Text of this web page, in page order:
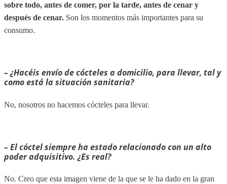
sobre todo, antes de comer, por la tarde, antes de cenar y
después de cenar. Son los momentos más importantes para su
consumo.
– ¿Hacéis envío de cócteles a domicilio, para llevar, tal y
como está la situación sanitaria?
No, nosotros no hacemos cócteles para llevar.
– El cóctel siempre ha estado relacionado con un alto
poder adquisitivo. ¿Es real?
No. Creo que esta imagen viene de la que se le ha dado en la gran